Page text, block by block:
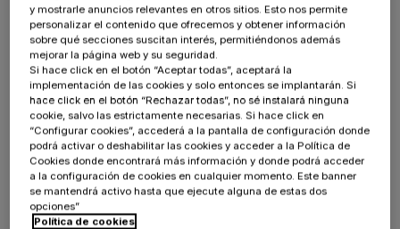
Hogar
Proyecto:
Tecnología:
3 Claveles
Servicios:
y mostrarle anuncios relevantes en otros sitios. Esto nos permite
personalizar el contenido que ofrecemos y obtener información
sobre qué secciones suscitan interés, permitiéndonos además
mejorar la página web y su seguridad.
Si hace click en el botón “Aceptar todas”, aceptará la
implementación de las cookies y solo entonces se implantarán. Si
hace click en el botón “Rechazar todas”, no sé instalará ninguna
cookie, salvo las estrictamente necesarias. Si hace click en
“Configurar cookies”, accederá a la pantalla de configuración donde
podrá activar o deshabilitar las cookies y acceder a la Política de
Cookies donde encontrará más información y donde podrá acceder
a la configuración de cookies en cualquier momento. Este banner
se mantendrá activo hasta que ejecute alguna de estas dos
opciones”
Política de cookies